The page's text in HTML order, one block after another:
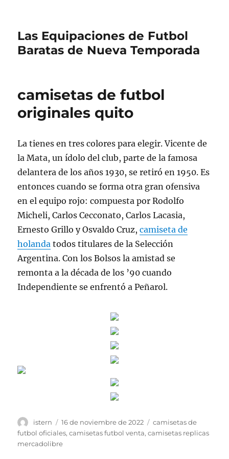
Las Equipaciones de Futbol
Baratas de Nueva Temporada
camisetas de futbol
originales quito
La tienes en tres colores para elegir. Vicente de
la Mata, un ídolo del club, parte de la famosa
delantera de los años 1930, se retiró en 1950. Es
entonces cuando se forma otra gran ofensiva
en el equipo rojo: compuesta por Rodolfo
Micheli, Carlos Cecconato, Carlos Lacasia,
Ernesto Grillo y Osvaldo Cruz,camiseta de
holanda todos titulares de la Selección
Argentina. Con los Bolsos la amistad se
remonta a la década de los ’90 cuando
Independiente se enfrentó a Peñarol.
Autor
istern
Publicado
el
16 de noviembre de 2022 Etiquetas
camisetas de
futbol oficiales,camisetas futbol venta,camisetas replicas
mercadolibre